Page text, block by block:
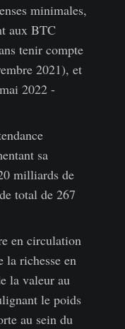
minimales,
aux BTC
tenir compte
2021), et
2022 -
sa
milliards de
total de 267
en circulation
la richesse en
la valeur au
le poids
au sein du